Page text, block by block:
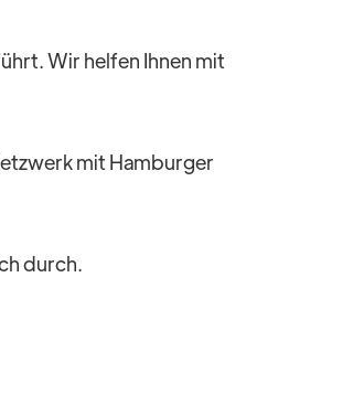
Wir helfen Ihnen mit
mit Hamburger
durch.